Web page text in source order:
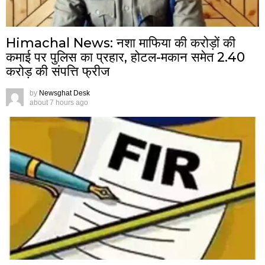
Himachal News: नशा माफिया की करोड़ों की
कमाई पर पुलिस का प्रहार, होटल-मकान समेत 2.40
करोड़ की संपत्ति फ्रीज
by Newsghat Desk
about 7 hours ago